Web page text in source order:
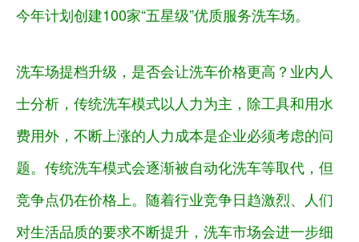
今年计划创建100家“五星级”优质服务洗车场。
洗车场提档升级，是否会让洗车价格更高？业内人
士分析，传统洗车模式以人力为主，除工具和用水
费用外，不断上涨的人力成本是企业必须考虑的问
题。传统洗车模式会逐渐被自动化洗车等取代，但
竞争点仍在价格上。随着行业竞争日趋激烈、人们
对生活品质的要求不断提升，洗车市场会进一步细